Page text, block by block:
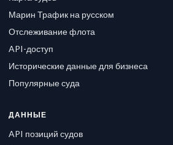
Марин Трафик на русском
Отслеживание флота
API-доступ
Исторические данные для бизнеса
Популярные суда
ДАННЫЕ
API позиций судов